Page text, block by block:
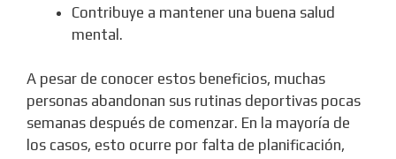
Contribuye a mantener una buena salud
mental.
A pesar de conocer estos beneficios, muchas
personas abandonan sus rutinas deportivas pocas
semanas después de comenzar. En la mayoría de
los casos, esto ocurre por falta de planificación,